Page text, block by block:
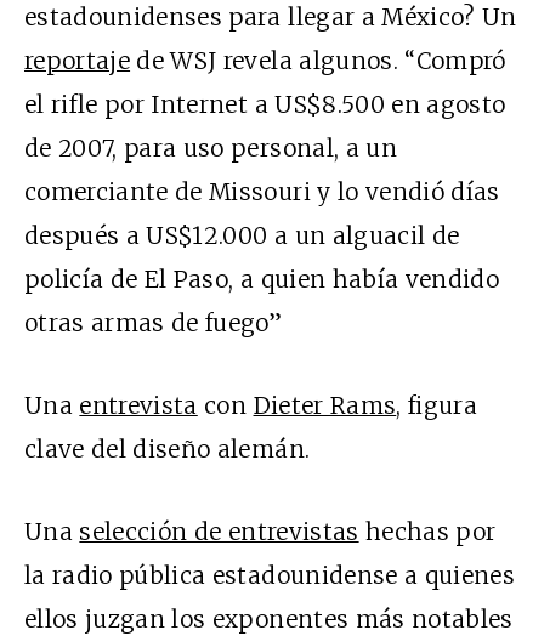
estadounidenses para llegar a México? Un
reportaje de WSJ revela algunos. “Compró
el rifle por Internet a US$8.500 en agosto
de 2007, para uso personal, a un
comerciante de Missouri y lo vendió días
después a US$12.000 a un alguacil de
policía de El Paso, a quien había vendido
otras armas de fuego”
Una entrevista con Dieter Rams, figura
clave del diseño alemán.
Una selección de entrevistas hechas por
la radio pública estadounidense a quienes
ellos juzgan los exponentes más notables